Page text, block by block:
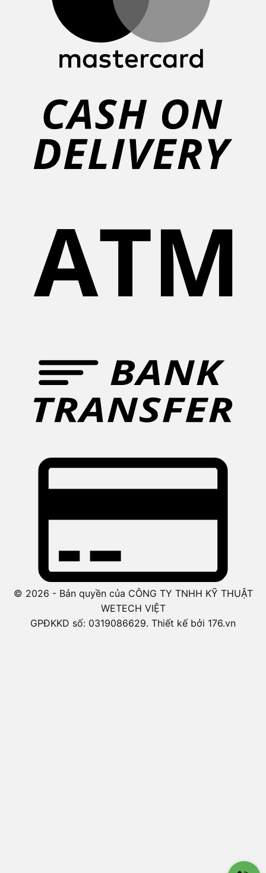
© 2026 - Bản quyền của CÔNG TY TNHH KỸ THUẬT
WETECH VIỆT
GPĐKKD số: 0319086629. Thiết kế bởi 176.vn